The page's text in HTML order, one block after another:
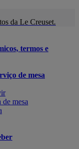
da Le Creuset.
termos e
de mesa
mesa